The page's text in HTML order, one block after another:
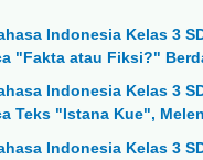
Indonesia Kelas 3
"Fakta atau Fiksi?"
Indonesia Kelas 3
Teks "Istana Kue",
Indonesia Kelas 3